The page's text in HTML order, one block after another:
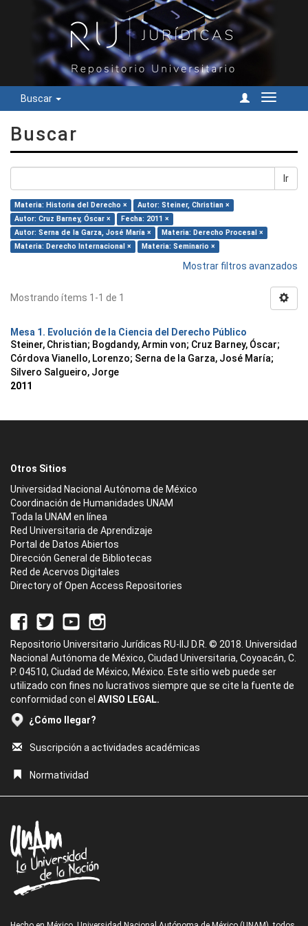
Buscar
Cambiar
Buscar
Ir
Materia: Historia del Derecho ×
Autor: Steiner, Christian ×
Autor: Cruz Barney, Óscar ×
Fecha: 2011 ×
Autor: Serna de la Garza, José María ×
Materia: Derecho Procesal ×
Materia: Derecho Internacional ×
Materia: Seminario ×
Mostrar filtros avanzados
Mostrando ítems 1-1 de 1
Mesa 1. Evolución de la Ciencia del Derecho Público
Steiner, Christian; Bogdandy, Armin von; Cruz Barney, Óscar;
Córdova Vianello, Lorenzo; Serna de la Garza, José María;
Silvero Salgueiro, Jorge
2011
Otros Sitios
Universidad Nacional Autónoma de México
Coordinación de Humanidades UNAM
Toda la UNAM en línea
Red Universitaria de Aprendizaje
Portal de Datos Abiertos
Dirección General de Bibliotecas
Red de Acervos Digitales
Directory of Open Access Repositories
Repositorio Universitario Jurídicas RU-IIJ D.R. © 2018. Universidad
Nacional Autónoma de México, Ciudad Universitaria, Coyoacán, C.
P. 04510, Ciudad de México, México. Este sitio web puede ser
utilizado con fines no lucrativos siempre que se cite la fuente de
conformidad con el AVISO LEGAL.
¿Cómo llegar?
Suscripción a actividades académicas
Normatividad